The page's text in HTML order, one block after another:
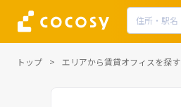
トップ エリアから賃貸オフィスを探す